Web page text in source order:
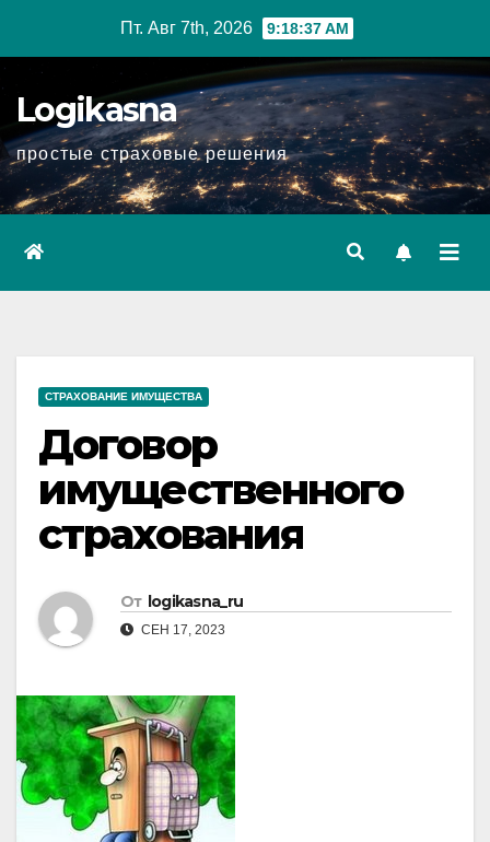
Пт. Авг 7th, 2026 9:18:38 AM
Logikasna
простые страховые решения
СТРАХОВАНИЕ ИМУЩЕСТВА
Договор
имущественного
страхования
От logikasna_ru
СЕН 17, 2023